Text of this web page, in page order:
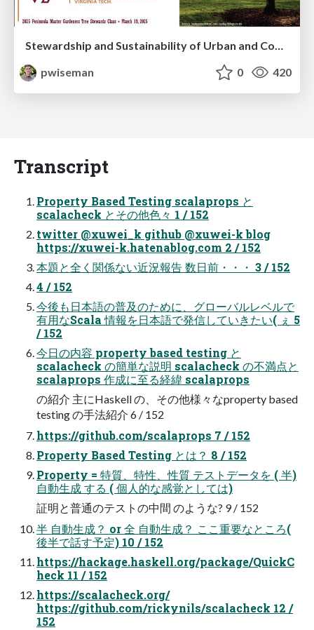
Stewardship and Sustainability of Urban and Community Forests
pwiseman
0 420
Transcript
Property Based Testing scalaprops と
scalacheck とその他色々 1 / 152
twitter @xuwei_k github @xuwei-k blog
https://xuwei-k.hatenablog.com 2 / 152
本題と全く関係ない近況報告 数日前・・・ 3 / 152
4 / 152
今後も日本語の普及のために、グローバルレベルで
有用なScala 情報を日本語で発信していきたい( ぇ 5
/ 152
今日の内容 property based testing と
scalacheck の簡単な説明 scalacheck の不満点と
scalaprops 作成に至る経緯 scalaprops
の紹介 主にHaskell の、その他様々なproperty based
testing の手法紹介 6 / 152
https://github.com/scalaprops 7 / 152
Property Based Testing とは？ 8 / 152
Property = 特質、特性、性質 テストデータを ( 半)
自動生成 する ( 個人的な感覚としては)
証明と普通のテストの中間 のような? 9 / 152
半 自動生成？ or 全 自動生成？ ここ重要なところ(
後半で話す予定) 10 / 152
https://hackage.haskell.org/package/QuickC
heck 11 / 152
https://scalacheck.org/
https://github.com/rickynils/scalacheck 12 /
152